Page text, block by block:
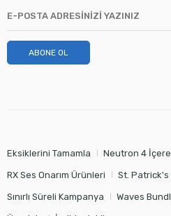
ABONE OL
Eksiklerini Tamamla Neutron 4
RX Ses Onarım Ürünleri St. Patrick's
Sınırlı Süreli Kampanya Waves